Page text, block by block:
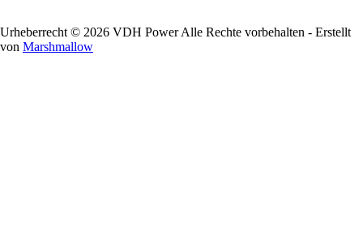
Urheberrecht © 2026 VDH Power Alle Rechte vorbehalten - Erstellt
von Marshmallow